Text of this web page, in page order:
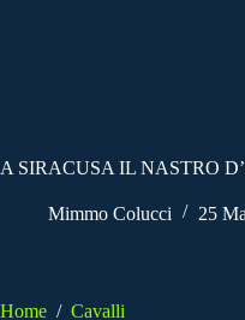
A SIRACUSA IL NASTRO
Mimmo Colucci 25
Home / Cavalli